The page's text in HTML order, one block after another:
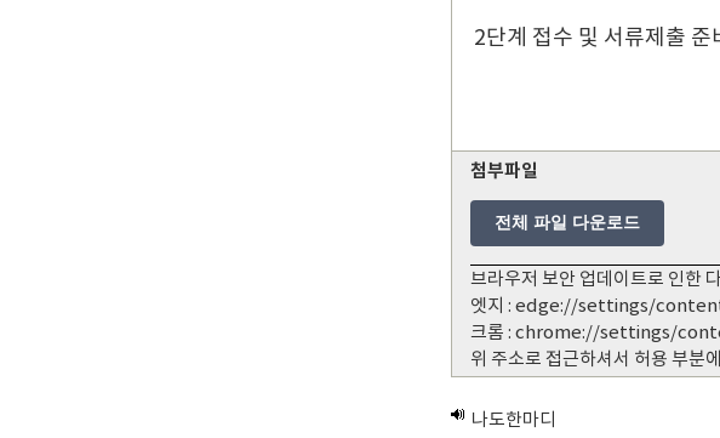
2단계 접수 및 서류제출
첨부파일
전체 파일 다운로드
브라우저 보안 업데이트로 인한
엣지 : edge://settings/
크롬 : chrome://settings/
위 주소로 접근하셔서 허용 부분
나도한마디